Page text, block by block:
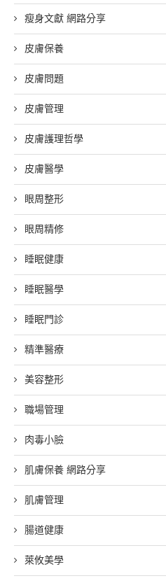
瘦身文獻 網路分享
皮膚保養
皮膚問題
皮膚管理
皮膚護理哲學
皮膚醫學
眼周整形
眼周精修
睡眠健康
睡眠醫學
睡眠門診
精準醫療
美容整形
職場管理
肉毒小臉
肌膚保養 網路分享
肌膚管理
腸道健康
萊攸美學